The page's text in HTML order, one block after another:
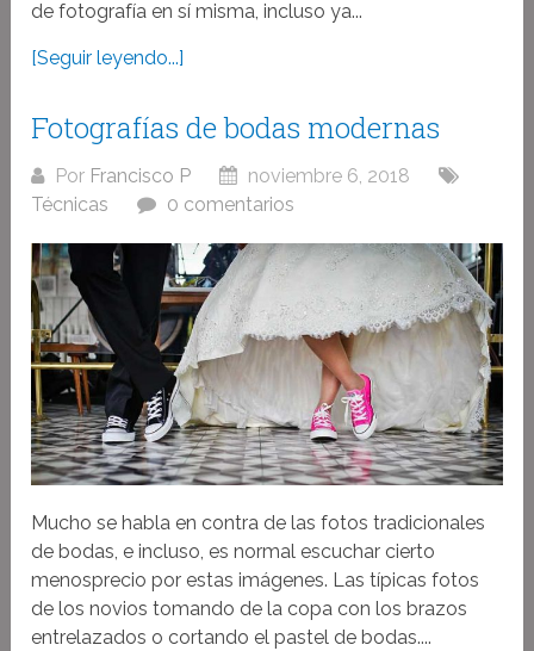
de fotografía en sí misma, incluso ya...
[Seguir leyendo...]
Fotografías de bodas modernas
Por Francisco P
noviembre 6, 2018
Técnicas
0 comentarios
Mucho se habla en contra de las fotos tradicionales
de bodas, e incluso, es normal escuchar cierto
menosprecio por estas imágenes. Las típicas fotos
de los novios tomando de la copa con los brazos
entrelazados o cortando el pastel de bodas....